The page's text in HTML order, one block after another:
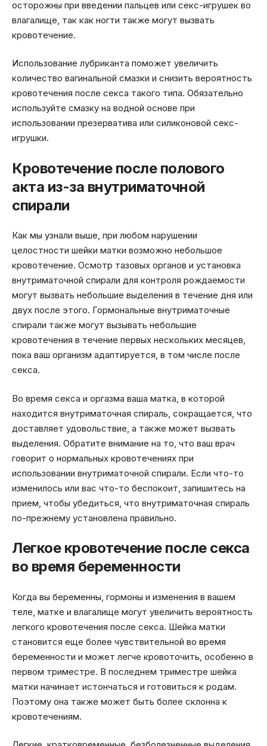
осторожны при введении пальцев или секс-игрушек во
влагалище, так как ногти также могут вызвать
кровотечение.
Использование лубриканта поможет увеличить
количество вагинальной смазки и снизить вероятность
кровотечения после секса такого типа. Обязательно
используйте смазку на водной основе при
использовании презерватива или силиконовой секс-
игрушки.
Кровотечение после полового
акта из-за внутриматочной
спирали
Как мы узнали выше, при любом нарушении
целостности шейки матки возможно небольшое
кровотечение. Осмотр тазовых органов и установка
внутриматочной спирали для контроля рождаемости
могут вызвать небольшие выделения в течение дня или
двух после этого. Гормональные внутриматочные
спирали также могут вызывать небольшие
кровотечения в течение первых нескольких месяцев,
пока ваш организм адаптируется, в том числе после
секса.
Во время секса и оргазма ваша матка, в которой
находится внутриматочная спираль, сокращается, что
доставляет удовольствие, а также может вызвать
выделения. Обратите внимание на то, что ваш врач
говорит о нормальных кровотечениях при
использовании внутриматочной спирали. Если что-то
изменилось или вас что-то беспокоит, запишитесь на
прием, чтобы убедиться, что внутриматочная спираль
по-прежнему установлена правильно.
Легкое кровотечение после секса
во время беременности
Когда вы беременны, гормоны и изменения в вашем
теле, матке и влагалище могут увеличить вероятность
легкого кровотечения после секса. Шейка матки
становится еще более чувствительной во время
беременности и может легче кровоточить, особенно в
первом триместре. В последнем триместре шейка
матки начинает истончаться и готовиться к родам.
Поэтому она также может быть более склонна к
кровотечениям.